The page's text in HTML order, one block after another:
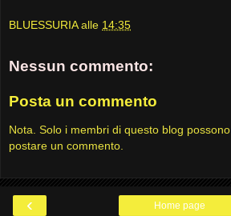
BLUESSURIA alle 14:35
Nessun commento:
Posta un commento
Nota. Solo i membri di questo blog possono
postare un commento.
‹ Home page